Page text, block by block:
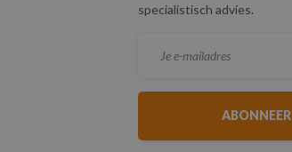
specialistisch advies.
ABONNEER